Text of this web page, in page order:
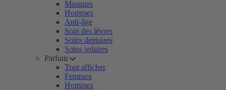
Masques
Hommes
Anti-âge
Soin des lèvres
Soins dentaires
Soins solaires
Parfum
Tout afficher
Femmes
Hommes